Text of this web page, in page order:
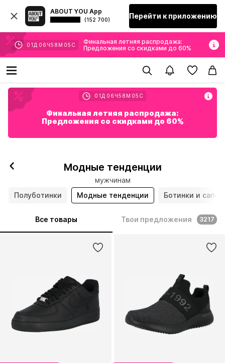
ABOUT YOU App
(152 700) Перейти к приложению
01 Д 06 Ч58 М 03 С
Финальная летняя распродажа:
Предложения со скидками до 60%
01 Д 06 Ч58 М 03 С
Финальная летняя распродажа:
Предложения со скидками до 60%
Модные тенденции
мужчинам
Полуботинки
Модные тенденции Ботинки и
Все товары Твои предложения 3217